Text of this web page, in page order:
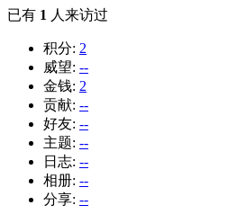
已有 1 人来访过
积分: 2
威望: --
金钱: 2
贡献: --
好友: --
主题: --
日志: --
相册: --
分享: --